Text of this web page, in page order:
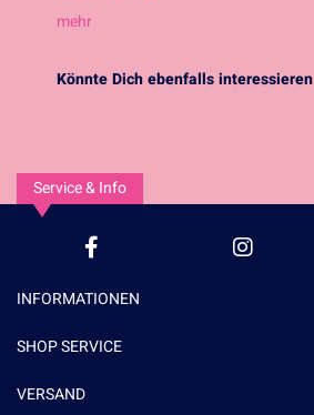
mehr
Könnte Dich ebenfalls interessieren
Service & Info
INFORMATIONEN
SHOP SERVICE
VERSAND